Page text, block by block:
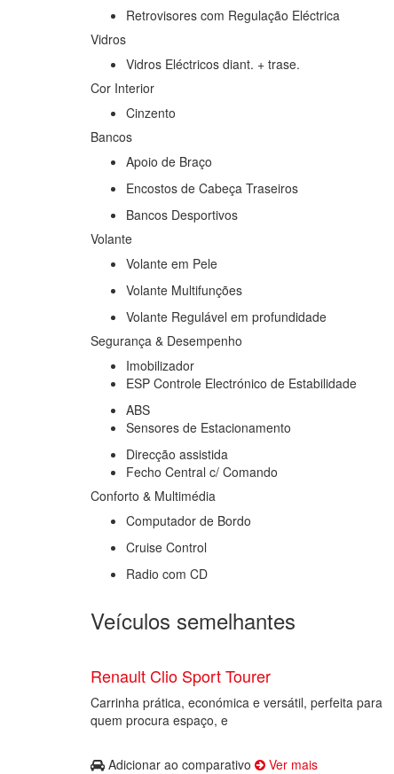
Retrovisores com Regulação Eléctrica
Vidros
Vidros Eléctricos diant. + trase.
Cor Interior
Cinzento
Bancos
Apoio de Braço
Encostos de Cabeça Traseiros
Bancos Desportivos
Volante
Volante em Pele
Volante Multifunções
Volante Regulável em profundidade
Segurança & Desempenho
Imobilizador
ESP Controle Electrónico de Estabilidade
ABS
Sensores de Estacionamento
Direcção assistida
Fecho Central c/ Comando
Conforto & Multimédia
Computador de Bordo
Cruise Control
Radio com CD
Veículos semelhantes
Renault Clio Sport Tourer
Carrinha prática, económica e versátil, perfeita para
quem procura espaço, e
Adicionar ao comparativo Ver mais